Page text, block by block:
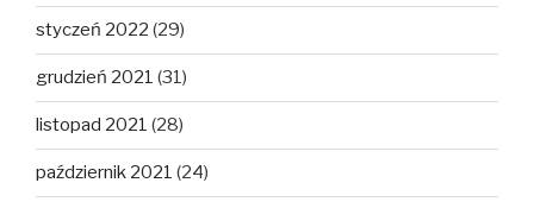
styczeń 2022 (29)
grudzień 2021 (31)
listopad 2021 (28)
październik 2021 (24)